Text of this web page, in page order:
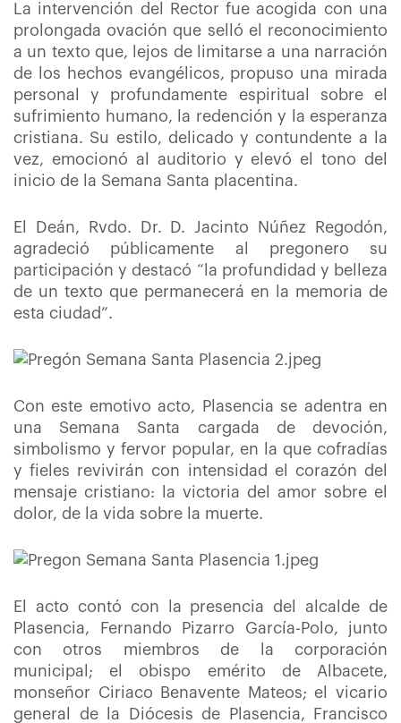
La intervención del Rector fue acogida con una
prolongada ovación que selló el reconocimiento
a un texto que, lejos de limitarse a una narración
de los hechos evangélicos, propuso una mirada
personal y profundamente espiritual sobre el
sufrimiento humano, la redención y la esperanza
cristiana. Su estilo, delicado y contundente a la
vez, emocionó al auditorio y elevó el tono del
inicio de la Semana Santa placentina.
El Deán, Rvdo. Dr. D. Jacinto Núñez Regodón,
agradeció públicamente al pregonero su
participación y destacó “la profundidad y belleza
de un texto que permanecerá en la memoria de
esta ciudad”.
Con este emotivo acto, Plasencia se adentra en
una Semana Santa cargada de devoción,
simbolismo y fervor popular, en la que cofradías
y fieles revivirán con intensidad el corazón del
mensaje cristiano: la victoria del amor sobre el
dolor, de la vida sobre la muerte.
El acto contó con la presencia del alcalde de
Plasencia, Fernando Pizarro García-Polo, junto
con otros miembros de la corporación
municipal; el obispo emérito de Albacete,
monseñor Ciriaco Benavente Mateos; el vicario
general de la Diócesis de Plasencia, Francisco